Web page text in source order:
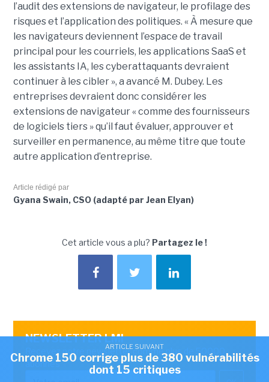
l’audit des extensions de navigateur, le profilage des
risques et l’application des politiques. « À mesure que
les navigateurs deviennent l’espace de travail
principal pour les courriels, les applications SaaS et
les assistants IA, les cyberattaquants devraient
continuer à les cibler », a avancé M. Dubey. Les
entreprises devraient donc considérer les
extensions de navigateur « comme des fournisseurs
de logiciels tiers » qu’il faut évaluer, approuver et
surveiller en permanence, au même titre que toute
autre application d’entreprise.
Article rédigé par
Gyana Swain, CSO (adapté par Jean Elyan)
Cet article vous a plu? Partagez le !
NEWSLETTER LMI
Recevez notre newsletter comme plus de 50000
abonnés
ARTICLE SUIVANT
Chrome 150 corrige plus de 380 vulnérabilités
dont 15 critiques